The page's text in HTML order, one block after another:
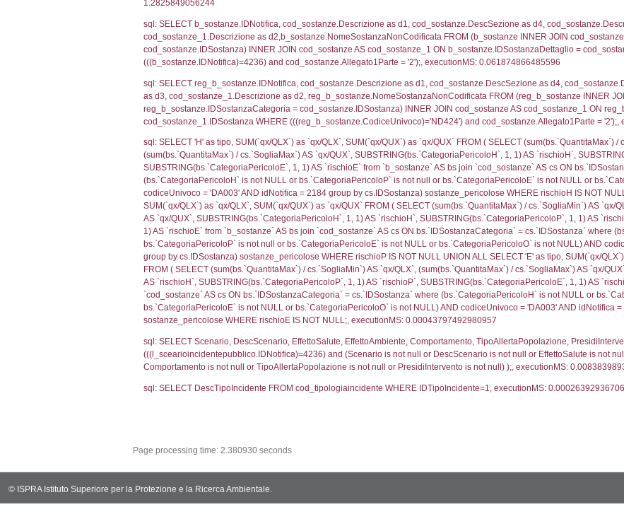
cod_territori_tipologia.IDTipologiaTerritorio) AND
AND ((f_territori_limitrofi.IDTipoTerritorio)=5)), executionMS:
sql: SELECT f_territori_limitrofi.Distanza,
(f_territori_limitrofi.IDTipologiaTerritorio =
WHERE (((f_territori_limitrofi.IDNotifica)=4236) AND
sql: SELECT f_territori_limitrofi.Distanza,
(f_territori_limitrofi.IDTipologiaTerritorio =
WHERE (((f_territori_limitrofi.IDNotifica)=4236) AND
sql: SELECT reg_f_territori_limitrofi.Distanza,
(reg_f_territori_limitrofi.IDTipologiaTerritorio =
cod_territori_tipologia.IDTerritorioTP) WHERE
0.020289182662964
sql: SELECT f_territori_limitrofi.Distanza,
(reg_f_territori_limitrofi.IDTipologiaTerritorio =